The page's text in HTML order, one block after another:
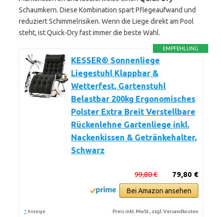
Schaumkern. Diese Kombination spart Pflegeaufwand und
reduziert Schimmelrisiken. Wenn die Liege direkt am Pool
steht, ist Quick-Dry fast immer die beste Wahl.
EMPFEHLUNG
KESSER® Sonnenliege
Liegestuhl Klappbar &
Wetterfest, Gartenstuhl
Belastbar 200kg Ergonomisches
Polster Extra Breit Verstellbare
Rückenlehne Gartenliege inkl.
Nackenkissen & Getränkehalter,
Schwarz
79,80 €
99,80 €
Bei Amazon ansehen
* Anzeige Preis inkl. MwSt., zzgl. Versandkosten